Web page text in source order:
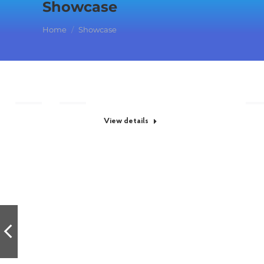
Showcase
You are here:
Home Showcase
View details